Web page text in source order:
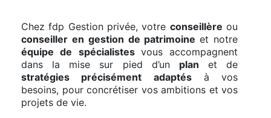
Chez fdp Gestion privée, votre conseillère ou
conseiller en gestion de patrimoineet notre
équipe de spécialistes vous accompagnent
dans la mise sur pied d’un plan et de
stratégies précisément adaptésà vos
besoins, pour concrétiser vos ambitions et vos
projets de vie.